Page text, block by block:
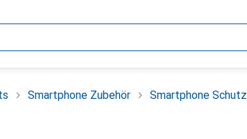
Smartphone Zubehör Smartphone Schutz